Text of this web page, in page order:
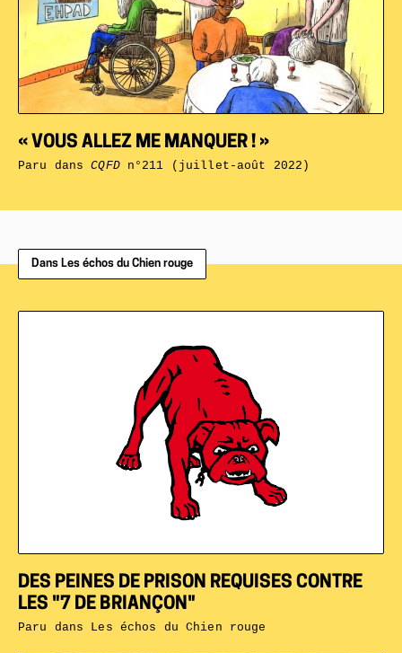
« VOUS ALLEZ ME MANQUER ! »
Paru dansCQFDn°211 (juillet-août 2022)
Dans Les échos du Chien rouge
DES PEINES DE PRISON REQUISES CONTRE
LES "7 DE BRIANÇON"
Paru dans Les échos du Chien rouge